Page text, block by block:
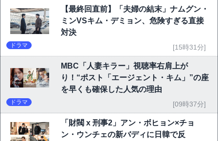
【最終回直前】「夫婦の結末」ナムグン・
ミンVSキム・デミョン、危険すぎる直接
対決
ドラマ [15時31分]
MBC「人妻キラー」視聴率右肩上が
り！“ポスト「エージェント・キム」”の座
を早くも確保した人気の理由
ドラマ [09時37分]
「財閥 x 刑事2」アン・ボヒョン×チョ
ン・ウンチェの新バディに日韓で反